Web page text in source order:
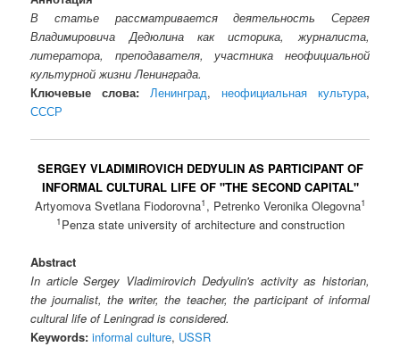
В статье рассматривается деятельность Сергея
Владимировича Дедюлина как историка, журналиста,
литератора, преподавателя, участника неофициальной
культурной жизни Ленинграда.
Ключевые слова:
Ленинград, неофициальная культура,
СССР
SERGEY VLADIMIROVICH DEDYULIN AS PARTICIPANT OF
INFORMAL CULTURAL LIFE OF "THE SECOND CAPITAL"
Artyomova Svetlana Fiodorovna1 , Petrenko Veronika Olegovna1
1 Penza state university of architecture and construction
Abstract
In article Sergey Vladimirovich Dedyulin's activity as historian,
the journalist, the writer, the teacher, the participant of informal
cultural life of Leningrad is considered.
Keywords: informal culture, USSR